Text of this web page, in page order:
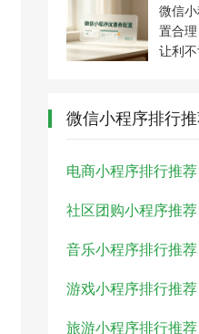
微信
置合
让利
微信小程序排行
电商小程序排行推荐
社区团购小程序推荐
音乐小程序排行推荐
游戏小程序排行推荐
旅游小程序排行推荐